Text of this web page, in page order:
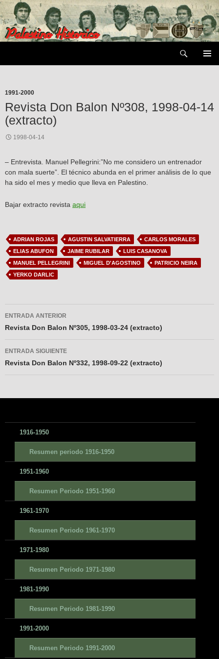
Saltar
al
contenido
1991-2000
Revista Don Balon Nº308, 1998-04-14
(extracto)
1998-04-14
– Entrevista. Manuel Pellegrini:”No me considero un entrenador
con mala suerte”. El técnico abunda en el primer análisis de lo que
ha sido el mes y medio que lleva en Palestino.
Bajar extracto revista aqui
ADRIAN ROJAS AGUSTIN SALVATIERRA
CARLOS MORALES
ELIAS ABUFON
JAIME RUBILAR
LUIS CASANOVA
MANUEL PELLEGRINI
MIGUEL D'AGOSTINO
PATRICIO NEIRA
YERKO DARLIC
Navegador
de
entradas
ENTRADA ANTERIOR
Revista Don Balon Nº305, 1998-03-24 (extracto)
ENTRADA SIGUIENTE
Revista Don Balon Nº332, 1998-09-22 (extracto)
1916-1950
Resumen periodo 1916-1950
1951-1960
Resumen Periodo 1951-1960
1961-1970
Resumen Periodo 1961-1970
1971-1980
Resumen Periodo 1971-1980
1981-1990
Resumen Periodo 1981-1990
1991-2000
Resumen Periodo 1991-2000